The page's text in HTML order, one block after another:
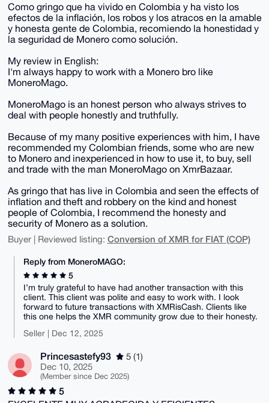
Como gringo que ha vivido en Colombia y ha visto los
efectos de la inflación, los robos y los atracos en la amable
y honesta gente de Colombia, recomiendo la honestidad y
la seguridad de Monero como solución.
My review in English:
I'm always happy to work with a Monero bro like
MoneroMago.
MoneroMago is an honest person who always strives to
deal with people honestly and truthfully.
Because of my many positive experiences with him, I have
recommended my Colombian friends, some who are new
to Monero and inexperienced in how to use it, to buy, sell
and trade with the man MoneroMago on XmrBazaar.
As gringo that has live in Colombia and seen the effects of
inflation and theft and robbery on the kind and honest
people of Colombia, I recommend the honesty and
security of Monero as a solution.
Buyer | Reviewed listing: Conversion of XMR for FIAT (COP)
Reply from MoneroMAGO:
5
I’m truly grateful to have had another transaction with this
client. This client was polite and easy to work with. I look
forward to future transactions with XMRisCash. Clients like
this one helps the XMR community grow due to their honesty.
Seller | Dec 12, 2025
Princesastefy93
5 (1)
Dec 10, 2025
(Member since Dec 2025)
5